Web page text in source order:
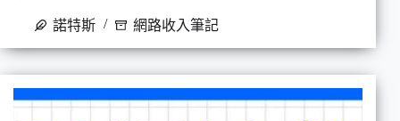
諾特斯 網路收入筆記